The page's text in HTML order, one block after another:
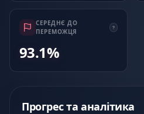
СЕРЕДНЄ ДО
ПЕРЕМОЖЦЯ
93.1%
Прогрес та аналітика